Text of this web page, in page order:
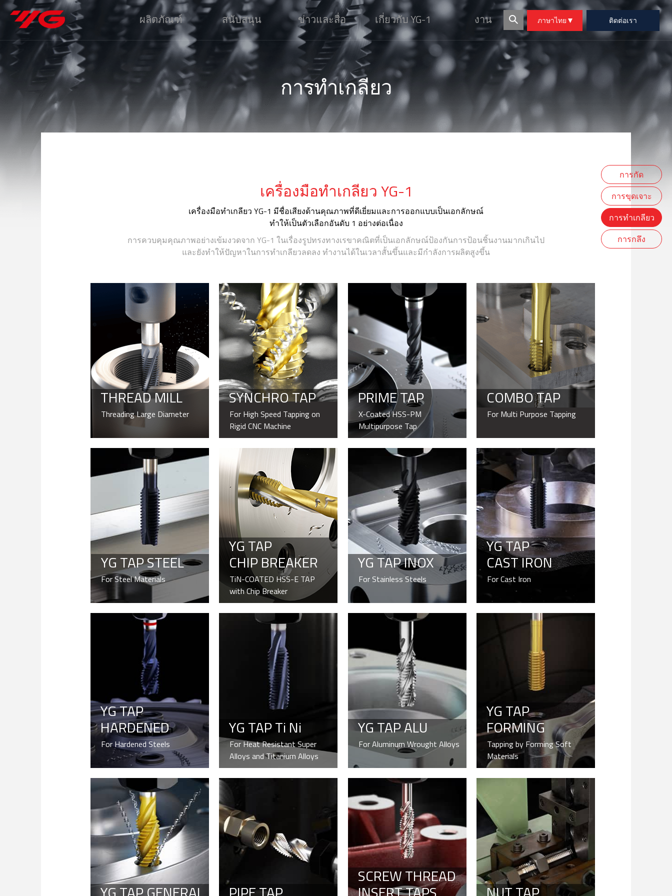
ผลิตภัณฑ์ สนับสนุน ข่าวและสื่อ เกี่ยวกับ YG-1 งาน ภาษาไทย ติดต่อเรา
การกัด
การขุดเจาะ
การทำเกลียว
การกลึง
การทำเกลียว
เครื่องมือทำเกลียว YG-1
เครื่องมือทำเกลียว YG-1 มีชื่อเสียงด้านคุณภาพที่ดีเยี่ยมและการออกแบบเป็นเอกลักษณ์
ทำให้เป็นตัวเลือกอันดับ 1 อย่างต่อเนื่อง
การควบคุมคุณภาพอย่างเข้มงวดจาก YG-1 ในเรื่องรูปทรงทางเรขาคณิตที่เป็นเอกลักษณ์ป้องกันการป้อนชิ้นงานมากเกินไป
และยังทำให้ปัญหาในการทำเกลียวลดลง ทำงานได้ในเวลาสั้นขึ้นและมีกำลังการผลิตสูงขึ้น
THREAD MILL
Threading Large Diameter
SYNCHRO TAP
For High Speed Tapping on
Rigid CNC Machine
PRIME TAP
X-Coated HSS-PM
Multipurpose Tap
COMBO TAP
For Multi Purpose Tapping
YG TAP STEEL
For Steel Materials
YG TAP
CHIP BREAKER
TiN-COATED HSS-E TAP
with Chip Breaker
YG TAP INOX
For Stainless Steels
YG TAP
CAST IRON
For Cast Iron
YG TAP
HARDENED
For Hardened Steels
YG TAP Ti Ni
For Heat Resistant Super
Alloys and Titanium Alloys
YG TAP ALU
For Aluminum Wrought Alloys
YG TAP
FORMING
Tapping by Forming Soft
Materials
SCREW THREAD